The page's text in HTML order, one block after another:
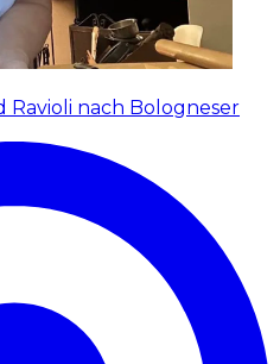
nach Bologneser